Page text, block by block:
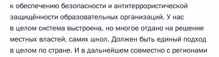
к обеспечению безопасности и антитеррористической
защищённости образовательных организаций. У нас
в целом система выстроена, но многое отдано на решение
местных властей, самих школ. Должен быть единый подход
в целом по стране. И в дальнейшем совместно с регионами